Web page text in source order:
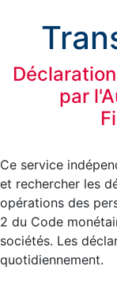
par
Ce service
et rechercher les
opérations des
2 du Code
sociétés. Les
quotidiennement.